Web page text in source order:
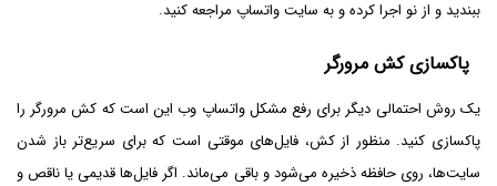
ببندید و از نو اجرا کرده و به سایت واتساپ مراجعه کنید.
پاکسازی کش مرورگر
یک روش احتمالی دیگر برای رفع مشکل واتساپ وب این است که کش مرورگر را
پاکسازی کنید. منظور از کش، فایل‌های موقتی است که برای سریع‌تر باز شدن
سایت‌ها، روی حافظه ذخیره می‌شود و باقی می‌ماند. اگر فایل‌ها قدیمی یا ناقص و